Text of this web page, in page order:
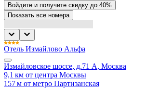
Войдите и получите скидку до 40%
Показать все номера
Отель Измайлово Альфа
Измайловское шоссе, д.71 А, Москва
9,1 км от центра Москвы
157 м от метро Партизанская